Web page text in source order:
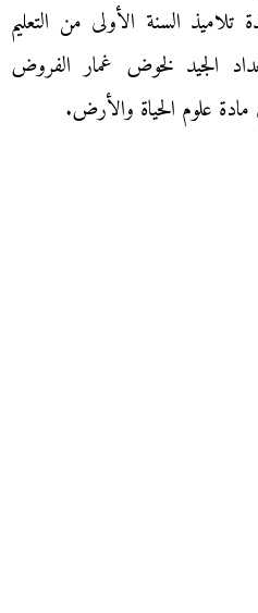
السنة الأولى من التعليم
الجيد لخوض غمار الفروض
مادة علوم الحياة والأرض.